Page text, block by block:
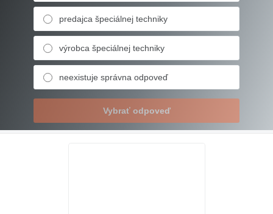
predajca špeciálnej techniky
výrobca špeciálnej techniky
neexistuje správna odpoveď
Vybrať odpoveď